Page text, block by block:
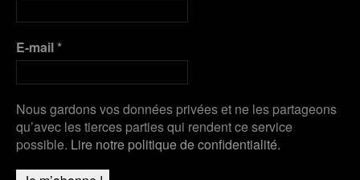
E-mail*
Nous gardons vos données privées et ne les partageons
qu’avec les tierces parties qui rendent ce service
possible. Lire notre politique de confidentialité.